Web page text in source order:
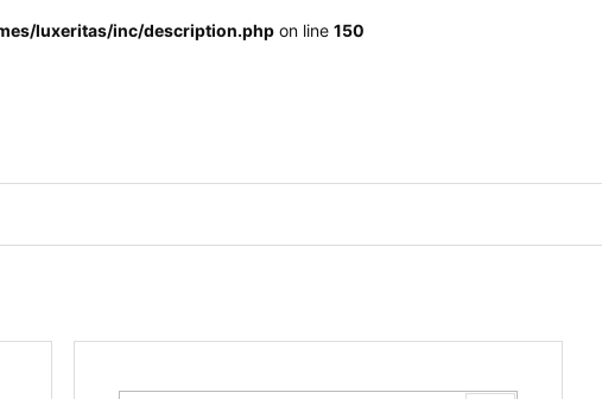
luxeritas/inc/description.php on line 150